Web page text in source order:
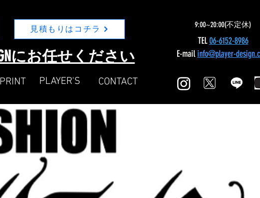
見積もりはコチラ 9:00~20:00(不定休)
TEL06-6152-8986
にお任せください
​PRINT ​CONTACT
E-mailinfo@player-
​PLAYER'S